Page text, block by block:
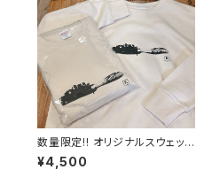
数量限定!! オリジナルスウェット
A
¥4,500